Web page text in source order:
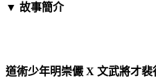
▼ 故事簡介
道術少年明崇儼 X 文武將才裴